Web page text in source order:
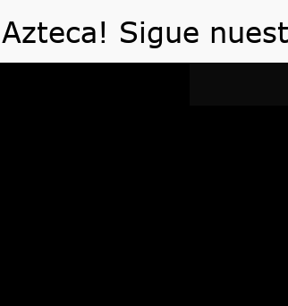
VIDEOS ARTÍCULOS